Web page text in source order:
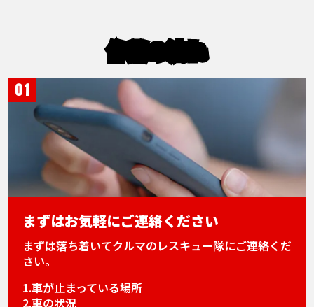
作業の流れ
01
まずはお気軽にご連絡ください
まずは落ち着いてクルマのレスキュー隊にご連絡くだ
さい。
1.車が止まっている場所
2.車の状況